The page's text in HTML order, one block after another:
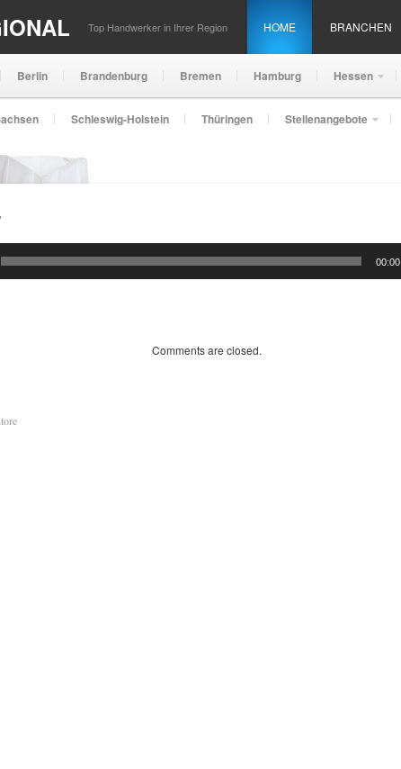
Top Handwerker in Ihrer Region HOME BRANCHEN
Berlin Brandenburg Bremen Hamburg Hessen
Schleswig-Holstein Thüringen Stellenangebote
00:00
Comments are closed.